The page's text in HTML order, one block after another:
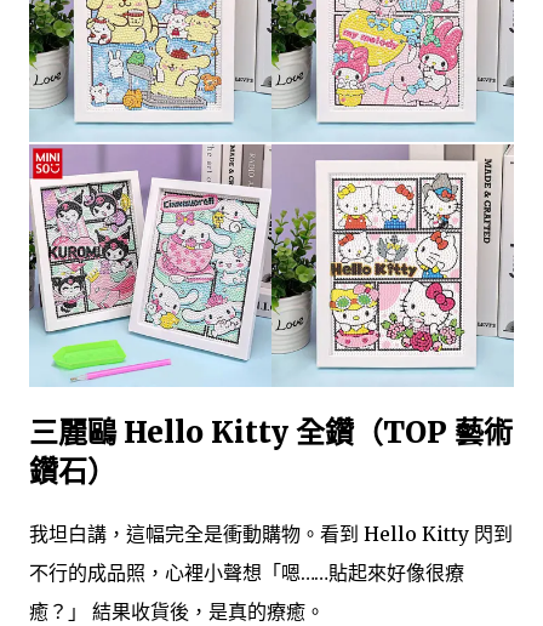
三麗鷗 Hello Kitty 全鑽（TOP 藝術
鑽石）
我坦白講，這幅完全是衝動購物。看到 Hello Kitty 閃到
不行的成品照，心裡小聲想「嗯……貼起來好像很療
癒？」 結果收貨後，是真的療癒。